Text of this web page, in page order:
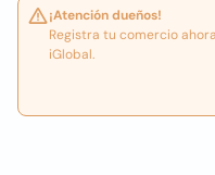
¡Atención dueños!
Registra tu comercio
iGlobal.